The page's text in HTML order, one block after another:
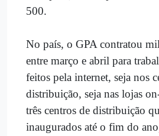
500.
No país, o GPA contratou
entre março e abril para
feitos pela internet, seja nos
distribuição, seja nas lojas
três centros de distribuição
inaugurados até o fim do